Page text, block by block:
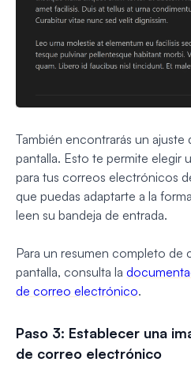
También encontrarás un ajuste
pantalla. Esto te permite elegir
para tus correos electrónicos
que puedas adaptarte a la
leen su bandeja de entrada.
Para un resumen completo de
pantalla, consulta la
de correo electrónico.
Paso 3: Establecer una
de correo electrónico